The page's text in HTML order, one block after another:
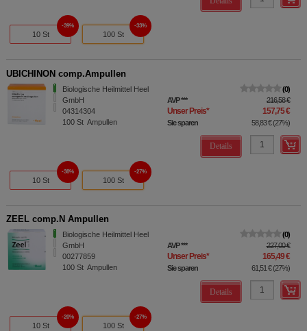
10 St
39%
100 St
33%
UBICHINON comp.Ampullen
Biologische Heilmittel Heel
GmbH
04314304
100 St Ampullen
0
AVP*** 216,58 €
Unser Preis* 157,75 €
Sie sparen 58,83 €(27%)
Details
10 St
38%
100 St
27%
ZEEL comp.N Ampullen
Biologische Heilmittel Heel
GmbH
00277859
100 St Ampullen
0
AVP*** 227,00 €
Unser Preis* 165,49 €
Sie sparen 61,51 €(27%)
Details
10 St
20%
100 St
27%